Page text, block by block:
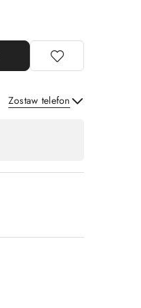
Zostaw telefon